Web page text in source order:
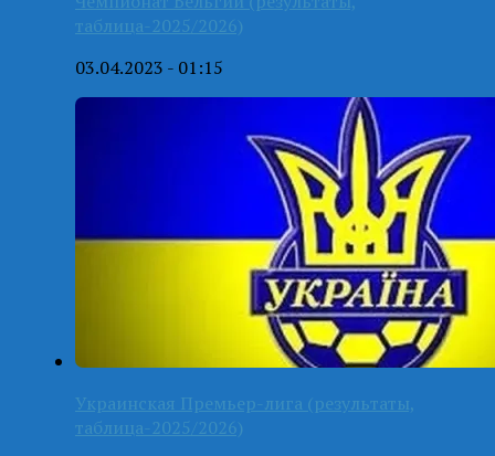
таблица-2025/2026)
03.04.2023 - 01:15
Украинская Премьер-лига (результаты,
таблица-2025/2026)